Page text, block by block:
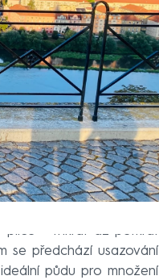
plíce – třikrát až pětkrát
se předchází usazování
půdu pro množení